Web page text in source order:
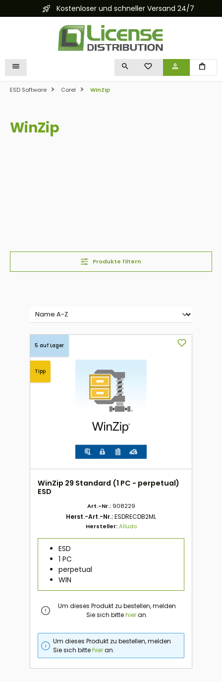
springenKostenloser und schneller Versand 24/7
DU HAST 0 PRODUKTE
ESD Software Corel WinZip
WinZip
Produkte filtern
5 auf Lager
Tipp
WinZip 29 Standard (1 PC - perpetual)
ESD
Art.-Nr.: 908229
Herst.-Art.-Nr.:ESDRECDB2ML
Hersteller:Alludo
ESD
1 PC
perpetual
WIN
Um dieses Produkt zu bestellen, melden
Sie sich bittehieran.
Um dieses Produkt zu bestellen, melden
Sie sich bittehieran.